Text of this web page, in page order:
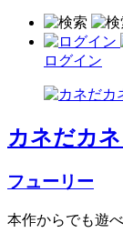
ログイン
カネだカ
フューリー
本作からでも遊